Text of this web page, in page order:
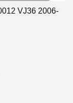
VJ36 2006-